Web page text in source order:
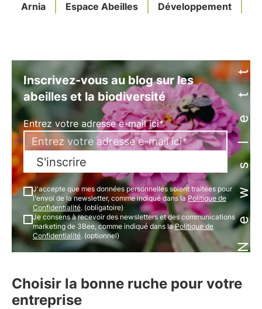
Arnia Espace Abeilles Développement Newsletter
Inscrivez-vous au blog sur les
abeilles et la biodiversité
Entrez votre adresse e-mail ici*
S'inscrire
J'accepte que mes données personnelles soient traitées pour
l'envoi de la newsletter, comme indiqué dans laPolitique de
Confidentialité. (obligatoire)
Je consens à recevoir des newsletters et des communications
marketing de 3Bee, comme indiqué dans laPolitique de
Confidentialité. (optionnel)
Choisir la bonne ruche pour votre
entreprise